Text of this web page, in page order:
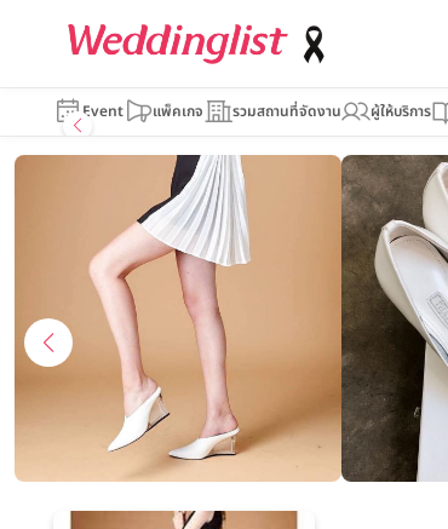
Event แพ็คเกจ รวมสถานที่จัดงาน ผู้ให้บริการ